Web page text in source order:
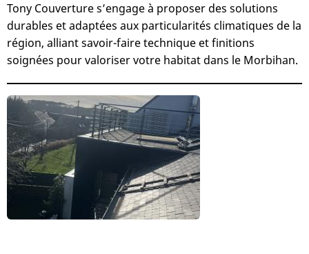
Tony Couverture s’engage à proposer des solutions
durables et adaptées aux particularités climatiques de la
région, alliant savoir-faire technique et finitions
soignées pour valoriser votre habitat dans le Morbihan.